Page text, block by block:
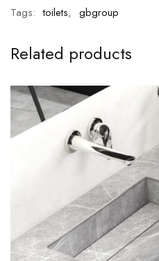
Tags: toilets, gbgroup
Related products